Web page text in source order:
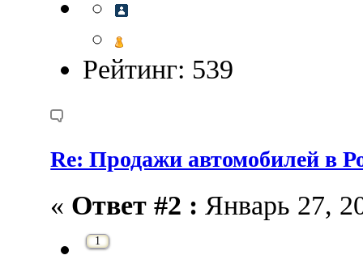
Рейтинг: 539
Re: Продажи автомобилей в
« Ответ #2 : Январь 27,
1